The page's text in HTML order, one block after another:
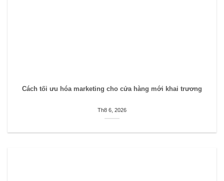
Cách tối ưu hóa marketing cho cửa hàng mới khai trương
Th8 6, 2026